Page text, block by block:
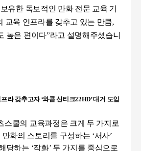
유한 독보적인 만화 전문 교육 기
교육 인프라를 갖추고 있는 만큼,
높은 편이다”라고 설명해주셨습니
라 갖추고자 ‘와콤 신티크22HD’대거 도입
스쿨의 교육과정은 크게 두 가지로
만화의 스토리를 구성하는 ‘서사’
당하는 ‘작화’ 두 가지를 중심으로